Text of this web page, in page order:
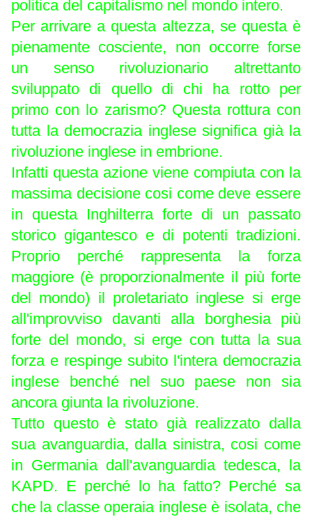
politica del capitalismo nel mondo intero.
Per arrivare a questa altezza, se questa è
pienamente cosciente, non occorre forse
un senso rivoluzionario altrettanto
sviluppato di quello di chi ha rotto per
primo con lo zarismo? Questa rottura con
tutta la democrazia inglese significa già la
rivoluzione inglese in embrione.
Infatti questa azione viene compiuta con la
massima decisione cosi come deve essere
in questa Inghilterra forte di un passato
storico gigantesco e di potenti tradizioni.
Proprio perché rappresenta la forza
maggiore (è proporzionalmente il più forte
del mondo) il proletariato inglese si erge
all'improvviso davanti alla borghesia più
forte del mondo, si erge con tutta la sua
forza e respinge subito l'intera democrazia
inglese benché nel suo paese non sia
ancora giunta la rivoluzione.
Tutto questo è stato già realizzato dalla
sua avanguardia, dalla sinistra, cosi come
in Germania dall'avanguardia tedesca, la
KAPD. E perché lo ha fatto? Perché sa
che la classe operaia inglese è isolata, che